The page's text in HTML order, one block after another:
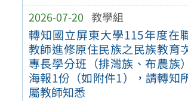
2026-07-20 教學組
轉知國立屏東大學115年度在
教師進修原住民族之民族教育
專長學分班（排灣族、布農族）
海報1份（如附件1），請轉知
屬教師知悉